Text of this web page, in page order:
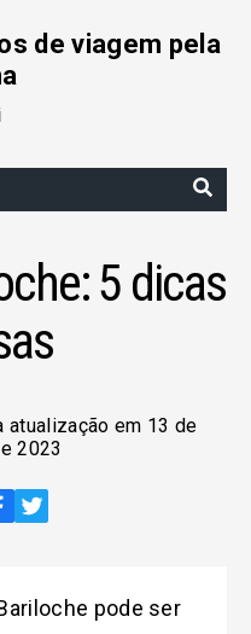
de viagem pela
5 dicas
atualização em 13 de
2023
pode ser